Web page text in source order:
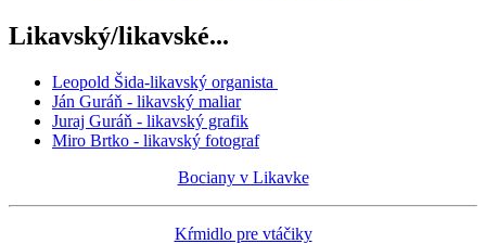
Likavský/likavské...
Leopold Šida-likavský organista
Ján Guráň - likavský maliar
Juraj Guráň - likavský grafik
Miro Brtko - likavský fotograf
Bociany v Likavke
Kŕmidlo pre vtáčiky